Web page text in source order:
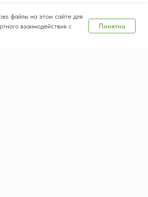
файлы на этом сайте для
взаимодействия с
Понятно